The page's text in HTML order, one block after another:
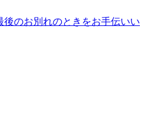
のお別れのときをお手伝いい